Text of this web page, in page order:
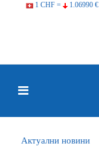
1 CHF =
1.06990 €
Актуални новини